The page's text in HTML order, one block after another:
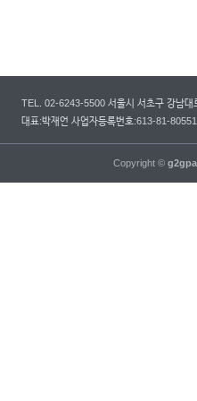
TEL. 02-6243-5500 서울시 서초구 강남대
대표:박재언 사업자등록번호:613-81-
Copyright ©